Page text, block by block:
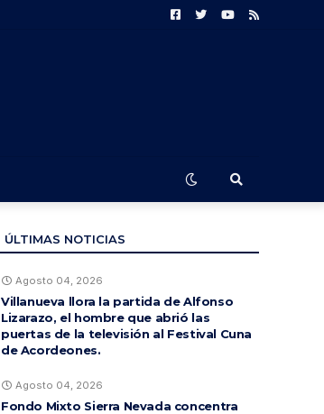
ÚLTIMAS NOTICIAS
Agosto 04, 2026
Villanueva llora la partida de Alfonso
Lizarazo, el hombre que abrió las
puertas de la televisión al Festival Cuna
de Acordeones.
Agosto 04, 2026
Fondo Mixto Sierra Nevada concentra